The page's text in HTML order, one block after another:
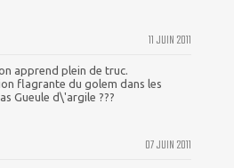
11 JUIN 2011
apprend plein de truc.
flagrante du golem dans les
Gueule d\'argile ???
07 JUIN 2011